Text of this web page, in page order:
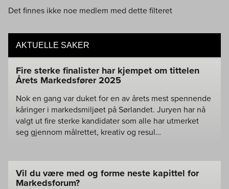
Det finnes ikke noe medlem med dette filteret
AKTUELLE SAKER
Fire sterke finalister har kjempet om tittelen
Årets Markedsfører 2025
Nok en gang var duket for en av årets mest spennende
kåringer i markedsmiljøet på Sørlandet. Juryen har nå
valgt ut fire sterke kandidater som alle har utmerket
seg gjennom målrettet, kreativ og resul…
Vil du være med og forme neste kapittel for
Markedsforum?